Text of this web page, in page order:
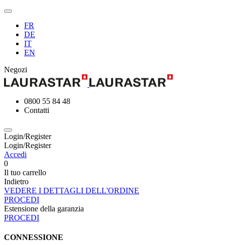
FR
DE
IT
EN
Negozi
0800 55 84 48
Contatti
Login/Register
Login/Register
Accedi
0
Il tuo carrello
Indietro
VEDERE I DETTAGLI DELL'ORDINE
PROCEDI
Estensione della garanzia
PROCEDI
CONNESSIONE